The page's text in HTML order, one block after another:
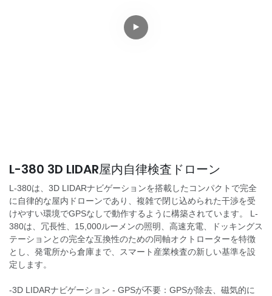
L-380 3D LIDAR屋内自律検査ドローン
L-380は、3D LIDARナビゲーションを搭載したコンパクトで完全
に自律的な屋内ドローンであり、複雑で閉じ込められた干渉を受
けやすい環境でGPSなしで動作するように構築されています。 L-
380は、冗長性、15,000ルーメンの照明、高速充電、ドッキングス
テーションとの完全な互換性のための同軸オクトローターを特徴
とし、発電所から倉庫まで、スマート産業検査の新しい基準を設
定します。
-3D LIDARナビゲーション - GPSが不要：GPSが除去、磁気的に